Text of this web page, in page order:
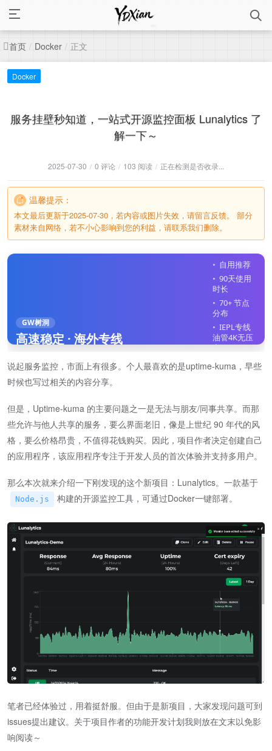
首页 / Docker / 正文
Docker
服务挂壁秒知道，一站式开源监控面板 Lunalytics 了
解一下～
2025-07-30 / 0 评论 / 103 阅读 / 正在检测是否收录...
温馨提示：
本文最后更新于2025-07-30，若内容或图片失效，请留言反馈。 部分
素材来自网络，若不小心影响到您的利益，请联系我们删除。
GW树洞
高速稳定 · 海外专线
自用推荐
90天使用
时长
70+ 节点
分布
IEPL专线
油管4K无压
力
全平台客
户端
立即注册
说起服务监控，市面上有很多。个人最喜欢的是uptime-kuma，早些
时候也写过相关的内容分享。
但是，Uptime-kuma 的主要问题之一是无法与朋友/同事共享。而那
些允许与他人共享的服务，要么界面老旧，像是上世纪 90 年代的风
格，要么价格昂贵，不值得花钱购买。因此，项目作者决定创建自己
的应用程序，该应用程序专注于开发人员的首次体验并支持多用户。
那么本次就来介绍一下刚发现的这个新项目：Lunalytics。一款基于
Node.js 构建的开源监控工具，可通过Docker一键部署。
笔者已经体验过，用着挺舒服。但由于是新项目，大家发现问题可到
issues提出建议。关于项目作者的功能开发计划我则放在文末以免影
响阅读～